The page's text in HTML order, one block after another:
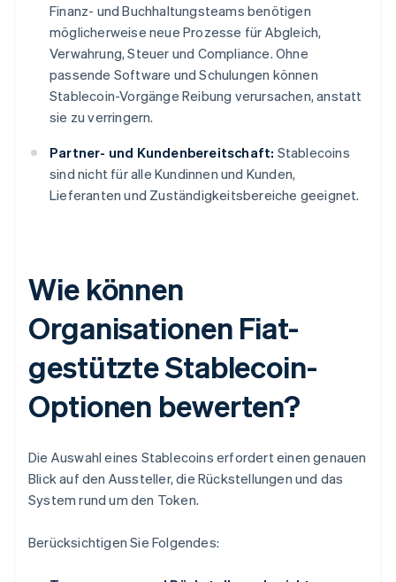
Finanz- und Buchhaltungsteams benötigen
möglicherweise neue Prozesse für Abgleich,
Verwahrung, Steuer und Compliance. Ohne
passende Software und Schulungen können
Stablecoin-Vorgänge Reibung verursachen, anstatt
sie zu verringern.
Partner- und Kundenbereitschaft: Stablecoins
sind nicht für alle Kundinnen und Kunden,
Lieferanten und Zuständigkeitsbereiche geeignet.
Wie können
Organisationen Fiat-
gestützte Stablecoin-
Optionen bewerten?
Die Auswahl eines Stablecoins erfordert einen genauen
Blick auf den Aussteller, die Rückstellungen und das
System rund um den Token.
Berücksichtigen Sie Folgendes: